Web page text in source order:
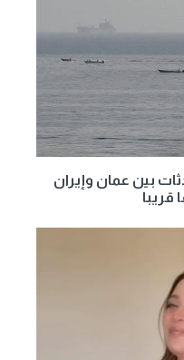
بين عمان وإيران
قريبا